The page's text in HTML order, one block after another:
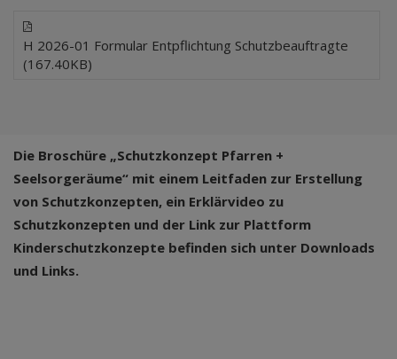
H 2026-01 Formular Entpflichtung Schutzbeauftragte
(167.40KB)
Die Broschüre „Schutzkonzept Pfarren +
Seelsorgeräume“ mit einem Leitfaden zur Erstellung
von Schutzkonzepten, ein Erklärvideo zu
Schutzkonzepten und der Link zur Plattform
Kinderschutzkonzepte befinden sich unter Downloads
und Links.